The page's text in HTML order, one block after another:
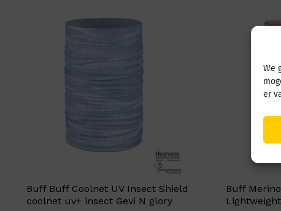
We
er
Buff Buff Coolnet UV Insect Shield
coolnet uv+ insect Gevi N glory
Buff